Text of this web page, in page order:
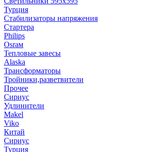
Турция
Стабилизаторы напряжения
Стартера
Philips
Оsrам
Тепловые завесы
Alaska
Трансформаторы
Тройники,разветвители
Прочее
Сириус
Удлинители
Makel
Viko
Китай
Сириус
Турция